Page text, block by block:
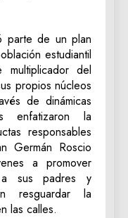
parte de un plan
estudiantil
del
propios núcleos
de dinámicas
enfatizaron la
responsables
Germán Roscio
a promover
a sus padres y
resguardar la
las calles.